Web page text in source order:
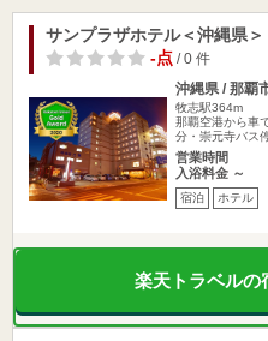
サンプラザホテル＜沖縄県＞
-点/ 0 件
沖縄県 / 那覇
牧志駅364m
那覇空港から車
分・崇元寺バス
営業時間
入浴料金 ～
宿泊 ホテル
楽天トラベルの